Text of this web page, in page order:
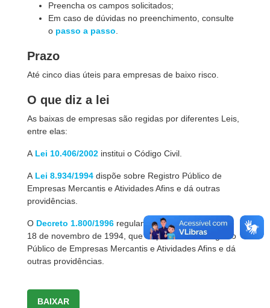
Preencha os campos solicitados;
Em caso de dúvidas no preenchimento, consulte
o passo a passo
Prazo
Até cinco dias úteis para empresas de baixo risco.
O que diz a lei
As baixas de empresas são regidas por diferentes Leis,
entre elas:
A Lei 10.406/2002 institui o Código Civil.
A Lei 8.934/1994 dispõe sobre Registro Público de
Empresas Mercantis e Atividades Afins e dá outras
providências.
O Decreto 1.800/1996 regulamenta a Lei nº 8.934, de
18 de novembro de 1994, que dispõe sobre o Registro
Público de Empresas Mercantis e Atividades Afins e dá
outras providências.
BAIXAR